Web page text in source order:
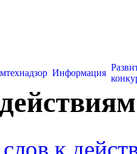
Информация